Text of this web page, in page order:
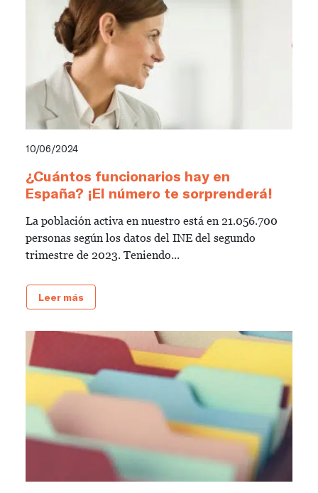
10/06/2024
¿Cuántos funcionarios hay en
España? ¡El número te sorprenderá!
La población activa en nuestro está en 21.056.700
personas según los datos del INE del segundo
trimestre de 2023. Teniendo...
Leer más